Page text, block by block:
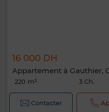
16 000 DH
Appartement à Gauthier,
220 m² 3 Ch.
Contacter